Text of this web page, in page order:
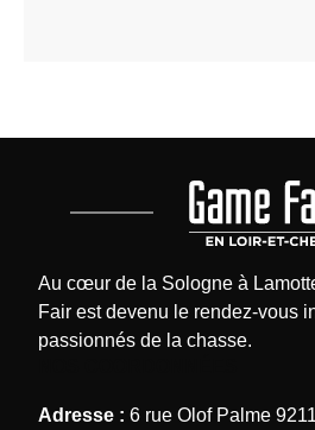
Au cœur de la Sologne à
Fair est devenu le rendez-vous
passionnés de la chasse.
Adresse : 6 rue Olof Palme